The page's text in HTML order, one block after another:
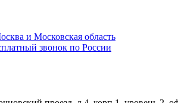
и Московская область
звонок по России